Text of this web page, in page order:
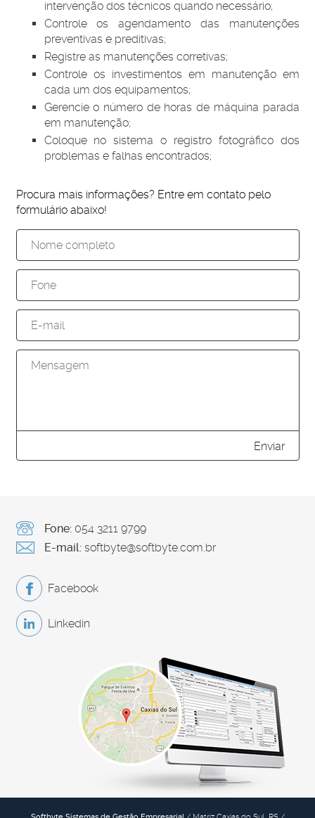
intervenção dos técnicos quando necessário;
Controle os agendamento das manutenções
preventivas e preditivas;
Registre as manutenções corretivas;
Controle os investimentos em manutenção em
cada um dos equipamentos;
Gerencie o número de horas de máquina parada
em manutenção;
Coloque no sistema o registro fotográfico dos
problemas e falhas encontrados;
Procura mais informações? Entre em contato pelo
formulário abaixo!
Enviar
Fone:054 3211 9799
E-mail: softbyte@softbyte.com.br
Facebook
Linkedin